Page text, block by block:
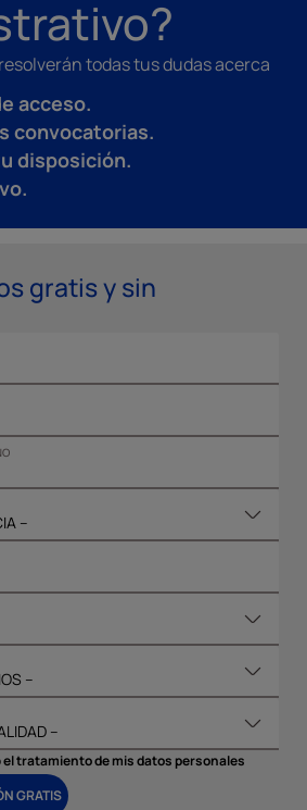
todas tus dudas acerca
acceso.
convocatorias.
disposición.
gratis y sin
el tratamiento de mis datos personales
GRATIS